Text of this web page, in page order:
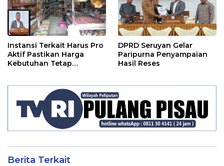
Instansi Terkait Harus Pro
Aktif Pastikan Harga
Kebutuhan Tetap
DPRD Seruyan Gelar
Paripurna Penyampaian
Hasil Reses
Berita Terkait